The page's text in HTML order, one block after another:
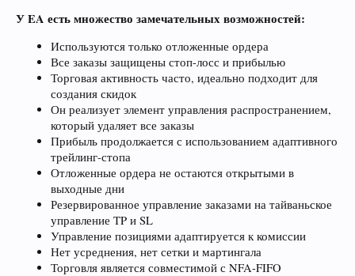
У EA есть множество замечательных возможностей:
Используются только отложенные ордера
Все заказы защищены стоп-лосс и прибылью
Торговая активность часто, идеально подходит для
создания скидок
Он реализует элемент управления распространением,
который удаляет все заказы
Прибыль продолжается с использованием адаптивного
трейлинг-стопа
Отложенные ордера не остаются открытыми в
выходные дни
Резервированное управление заказами на тайваньское
управление TP и SL
Управление позициями адаптируется к комиссии
Нет усреднения, нет сетки и мартингала
Торговля является совместимой с NFA-FIFO